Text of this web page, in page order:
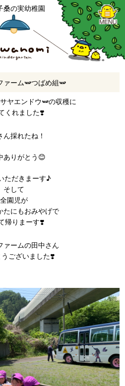
桑の実幼稚園
ァーム🫛つばめ組🫛
ヤエンドウ🫛の収穫に
くれました❣️
ん採れたね！
ありがとう😊
ただきまーす♪
そして
全園児が
たにもおみやげで
帰りまーす❣️
ァームの田中さん
ございました❣️